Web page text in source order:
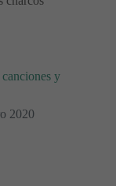
y
2020
Superpoderes, de
de la canción,